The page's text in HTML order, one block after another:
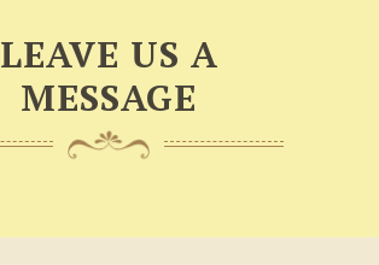
LEAVE US A
MESSAGE